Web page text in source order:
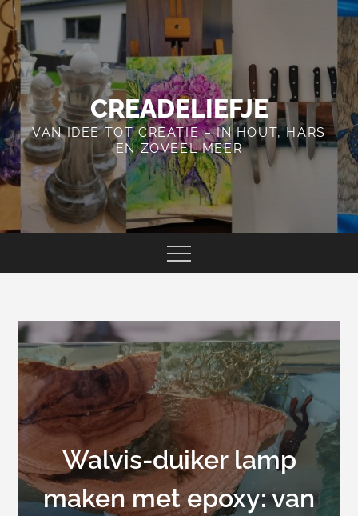
Skip
to
content
CREADELIEFJE
VAN IDEE TOT CREATIE – IN HOUT, HARS
EN ZOVEEL MEER
Walvis-duiker lamp
maken met epoxy: van